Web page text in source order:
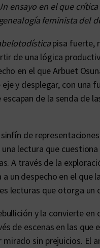
ensayo en el que
feminista del
pisa fuerte,
de una lógica
en el que Arbuet
y desplegar, con una
de la senda de
de
lectura que
A través de la
un despecho en el que
lecturas que otorga un
y la convierte en
de escenas en las que
sin prejuicios. El